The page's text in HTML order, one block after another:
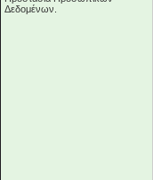
Δεδομένων.